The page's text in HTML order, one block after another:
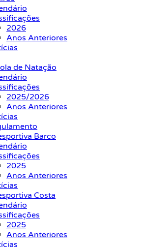
2026
Anos Anteriores
de Natação
2025/2026
Anos Anteriores
Barco
2025
Anos Anteriores
Costa
2025
Anos Anteriores